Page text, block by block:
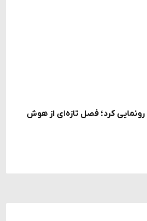
سامسونگ از حافظه UFS 5.0 رونمایی کرد؛ فصل تازه‌ای از هوش